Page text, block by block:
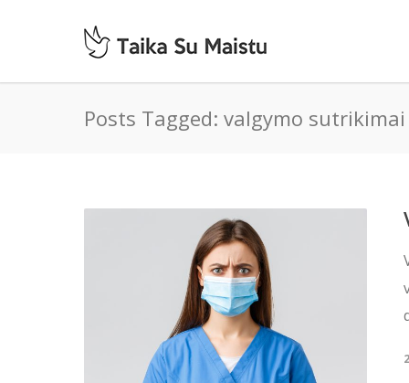
Posts Tagged: valgymo